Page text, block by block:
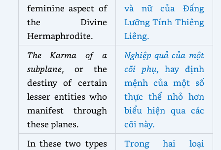
feminine aspect of
the Divine
Hermaphrodite.
và nữ của Đấng
Lưỡng Tính Thiêng
Liêng.
The Karma of a
subplane, or the
destiny of certain
lesser entities who
manifest through
these planes.
Nghiệp quả của một
cõi phụ, hay định
mệnh của một số
thực thể nhỏ hơn
biểu hiện qua các
cõi này.
In these two types
Trong hai loại